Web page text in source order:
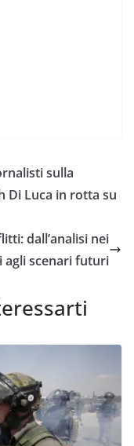
sulla
Di Luca in rotta su
dall’analisi nei
agli scenari futuri